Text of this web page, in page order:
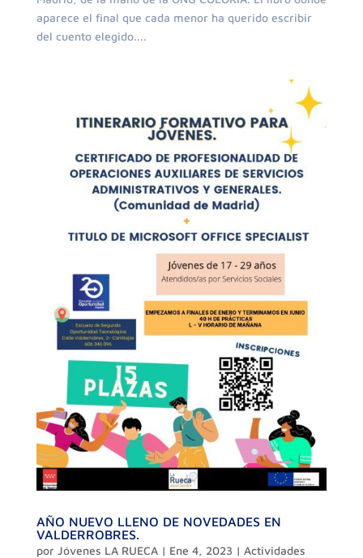
aparece el final que cada menor ha querido escribir
del cuento elegido....
AÑO NUEVO LLENO DE NOVEDADES EN
VALDERROBRES.
por Jóvenes LA RUECA| Ene 4, 2023 | Actividades